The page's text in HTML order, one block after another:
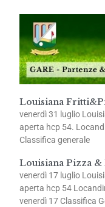
Louisiana
venerdì 31 luglio
aperta hcp 54.
Classifica generale
Louisiana Pizza
venerdì 17 luglio
aperta hcp 54
venerdì 17 Classifica